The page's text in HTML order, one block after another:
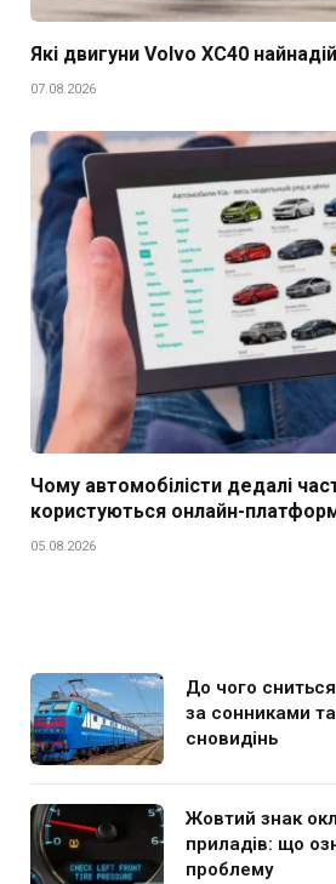
Які двигуни Volvo XC40
07.08.2026
Чому автомобілісти дедалі
користуються онлайн-
05.08.2026
До чого
за сонниками
сновидінь
Жовтий знак
приладів: що
проблему